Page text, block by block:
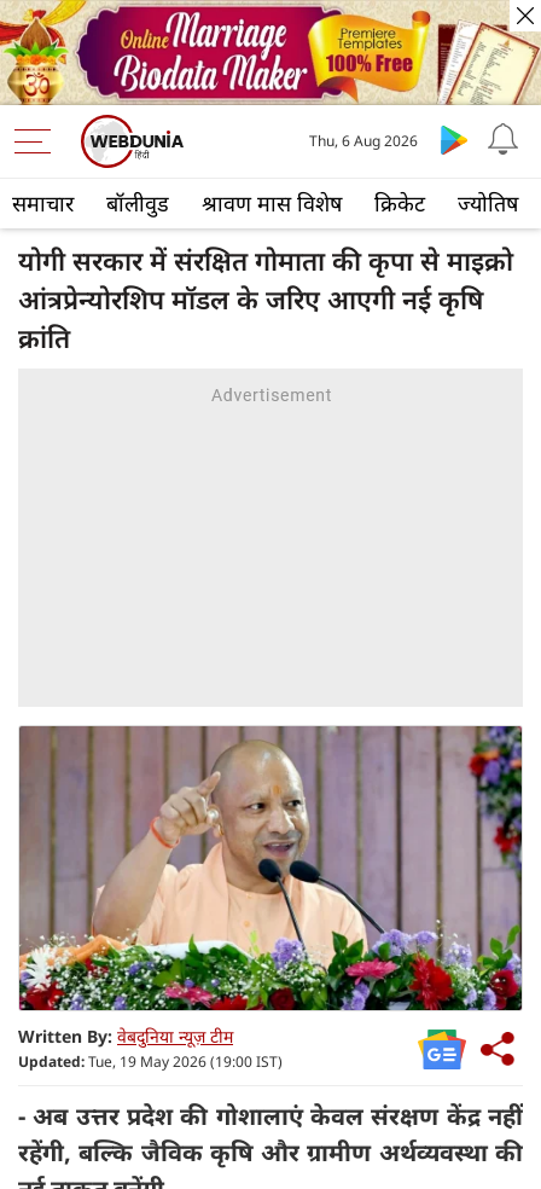
समाचार बॉलीवुड श्रावण मास विशेष क्रिकेट ज्योतिष
Thu, 6 Aug 2026
योगी सरकार में संरक्षित गोमाता की कृपा से माइक्रो
आंत्रप्रेन्योरशिप मॉडल के जरिए आएगी नई कृषि
क्रांति
Written By: वेबदुनिया न्यूज़ टीम
Updated:Tue, 19 May 2026 (19:00 IST)
- अब उत्तर प्रदेश की गोशालाएं केवल संरक्षण केंद्र नहीं
रहेंगी, बल्कि जैविक कृषि और ग्रामीण अर्थव्यवस्था की